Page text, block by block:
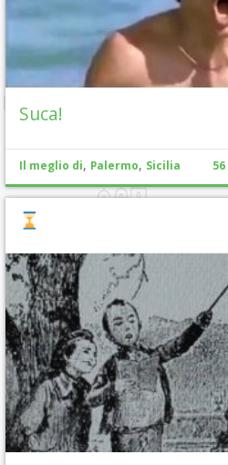
Suca!
Il meglio di, Palermo, Sicilia